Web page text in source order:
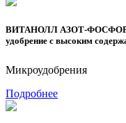
ВИТАНОЛЛ АЗОТ-ФОСФОР -
удобрение с высоким
Микроудобрения
Подробнее